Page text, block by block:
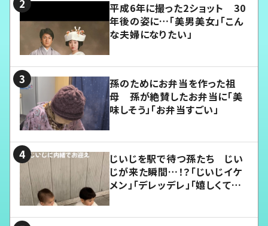
平成6年に撮った2ショット 30
年後の姿に…「美男美女」「こん
な夫婦になりたい」
孫のためにお弁当を作った祖
母 孫が絶賛したお弁当に「美
味しそう」「お弁当すごい」
じいじを駅で待つ孫たち じい
じが来た瞬間…！？「じいじイケ
メン」「デレッデレ」「嬉しくて可